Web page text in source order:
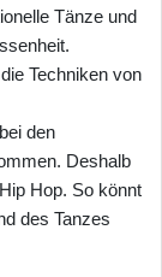
Tänze und
Techniken von
den
Deshalb
Hop. So könnt
des Tanzes